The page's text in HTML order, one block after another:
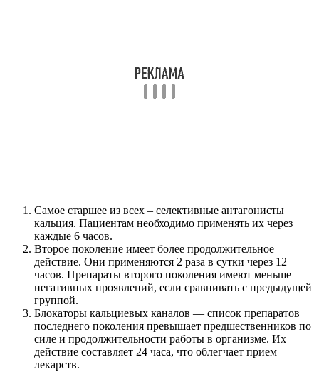
Самое старшее из всех – селективные антагонисты
кальция. Пациентам необходимо применять их через
каждые 6 часов.
Второе поколение имеет более продолжительное
действие. Они применяются 2 раза в сутки через 12
часов. Препараты второго поколения имеют меньше
негативных проявлений, если сравнивать с предыдущей
группой.
Блокаторы кальциевых каналов — список препаратов
последнего поколения превышает предшественников по
силе и продолжительности работы в организме. Их
действие составляет 24 часа, что облегчает прием
лекарств.